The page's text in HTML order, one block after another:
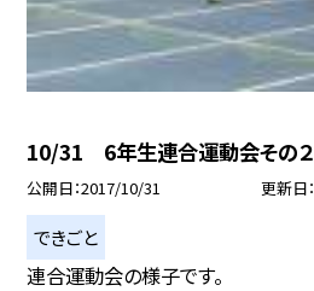
10/31 6年生連合運動会その２
公開日 2017/10/31 更新日
できごと
連合運動会の様子です。